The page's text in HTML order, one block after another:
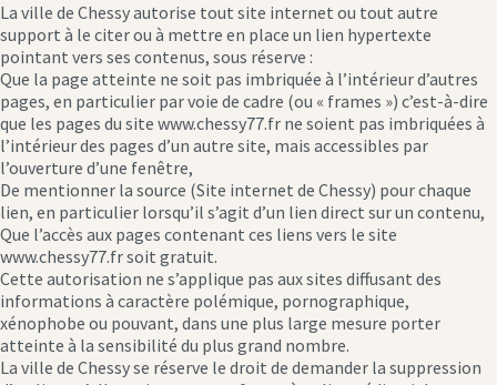
La ville de Chessy autorise tout site internet ou tout autre
support à le citer ou à mettre en place un lien hypertexte
pointant vers ses contenus, sous réserve :
Que la page atteinte ne soit pas imbriquée à l’intérieur d’autres
pages, en particulier par voie de cadre (ou « frames ») c’est-à-dire
que les pages du site www.chessy77.fr ne soient pas imbriquées à
l’intérieur des pages d’un autre site, mais accessibles par
l’ouverture d’une fenêtre,
De mentionner la source (Site internet de Chessy) pour chaque
lien, en particulier lorsqu’il s’agit d’un lien direct sur un contenu,
Que l’accès aux pages contenant ces liens vers le site
www.chessy77.fr soit gratuit.
Cette autorisation ne s’applique pas aux sites diffusant des
informations à caractère polémique, pornographique,
xénophobe ou pouvant, dans une plus large mesure porter
atteinte à la sensibilité du plus grand nombre.
La ville de Chessy se réserve le droit de demander la suppression